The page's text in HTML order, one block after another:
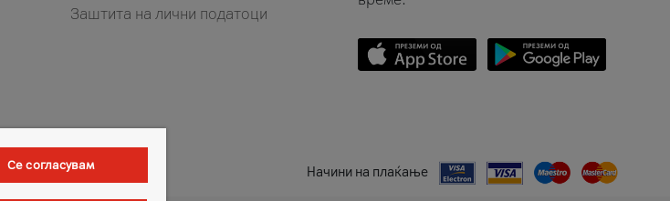
Заштита на лични податоци
Начини на плаќање
Се согласувам